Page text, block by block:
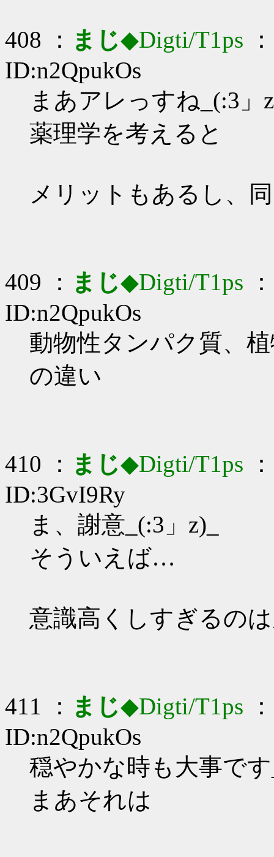
408 ： まじ◆Digti/T1ps
ID:n2QpukOs
まあアレっすね_(:3」
薬理学を考えると
メリットもあるし、
409 ： まじ◆Digti/T1ps
ID:n2QpukOs
動物性タンパク質、
の違い
410 ： まじ◆Digti/T1ps
ID:3GvI9Ry
ま、謝意_(:3」z)_
そういえば…
意識高くしすぎるの
411 ： まじ◆Digti/T1ps
ID:n2QpukOs
穏やかな時も大事で
まあそれは